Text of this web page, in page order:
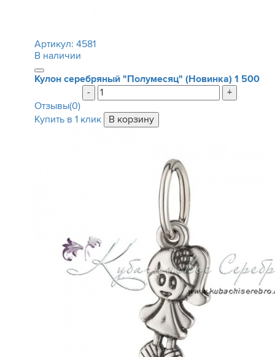
Артикул: 4581
В наличии
Кулон серебряный "Полумесяц" (Новинка) 1 500
-
+
Отзывы(0)
Купить в 1 клик